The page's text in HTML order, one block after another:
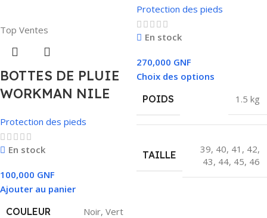
Top Ventes
BOTTES DE PLUIE
WORKMAN NILE
Protection des pieds
En stock
100,000 GNF
Ajouter au panier
COULEUR
Noir, Vert
Protection des pieds
En stock
270,000 GNF
Choix des options
POIDS 1.5 kg
TAILLE
39, 40, 41 , 42,
43, 44, 45, 46